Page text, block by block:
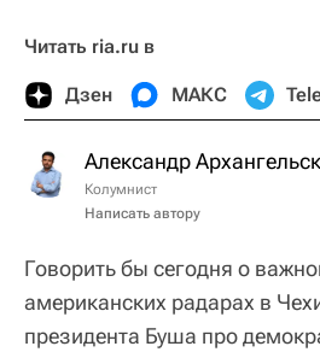
Читать ria.ru в
Дзен МАКС
Александр
Колумнист
Написать автору
Говорить бы сегодня о
американских радарах в
президента Буша про